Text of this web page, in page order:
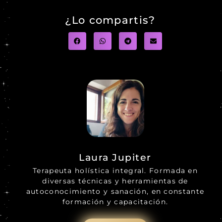
¿Lo compartis?
Laura Jupiter
Terapeuta holística integral. Formada en
diversas técnicas y herramientas de
autoconocimiento y sanación, en constante
formación y capacitación.